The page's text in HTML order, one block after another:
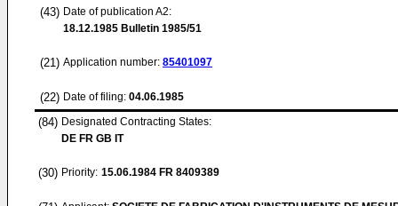
(43) Date of publication A2:
18.12.1985 Bulletin 1985/51
(21) Application number: 85401097
(22) Date of filing: 04.06.1985
(84) Designated Contracting States:
DE FR GB IT
(30) Priority: 15.06.1984 FR 8409389